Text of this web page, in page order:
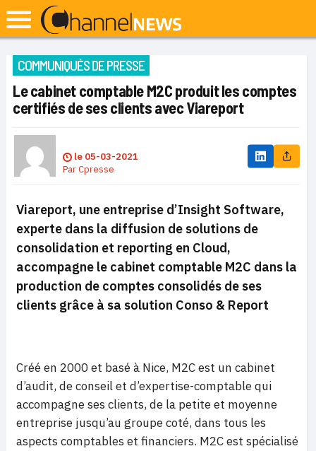
COMMUNIQUÉS DE PRESSE
Le cabinet comptable M2C produit les comptes
certifiés de ses clients avec Viareport
le 05-03-2021
ParCpresse
Viareport, une entreprise d’Insight Software,
experte dans la diffusion de solutions de
consolidation et reporting en Cloud,
accompagne le cabinet comptable M2C dans la
production de comptes consolidés de ses
clients grâce à sa solution Conso & Report
Créé en 2000 et basé à Nice, M2C est un cabinet
d’audit, de conseil et d’expertise-comptable qui
accompagne ses clients, de la petite et moyenne
entreprise jusqu’au groupe coté, dans tous les
aspects comptables et financiers. M2C est spécialisé